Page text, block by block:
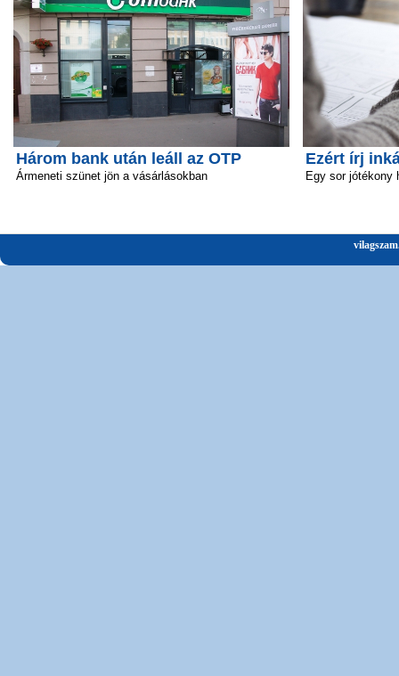
Három bank után leáll az OTP
Ármeneti szünet jön a vásárlásokban
Ezért írj
Egy sor jótékony